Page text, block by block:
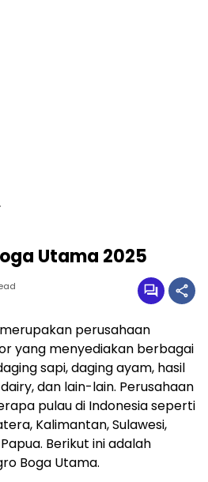
Utama 2025
perusahaan
yang menyediakan berbagai
sapi, daging ayam, hasil
dan lain-lain. Perusahaan
pulau di Indonesia seperti
Kalimantan, Sulawesi,
Berikut ini adalah
Boga Utama.